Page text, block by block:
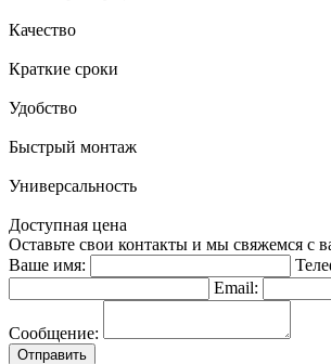
Качество
Краткие сроки
Удобство
Быстрый монтаж
Универсальность
Доступная цена
Оставьте свои контакты и мы свяжемся с
Ваше имя:
Email:
Сообщение:
Отправить